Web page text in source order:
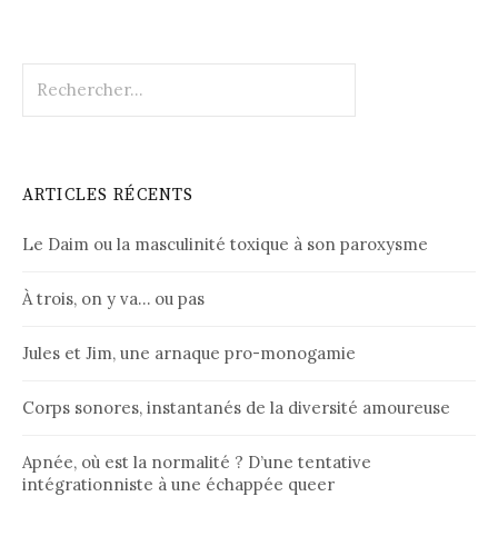
ARTICLES RÉCENTS
Le Daim ou la masculinité toxique à son paroxysme
À trois, on y va… ou pas
Jules et Jim, une arnaque pro-monogamie
Corps sonores, instantanés de la diversité amoureuse
Apnée, où est la normalité ? D’une tentative
intégrationniste à une échappée queer